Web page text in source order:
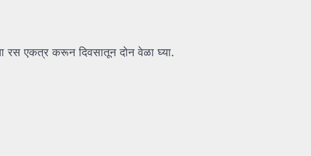
रस एकत्र करून दिवसातून दोन वेळा घ्या.